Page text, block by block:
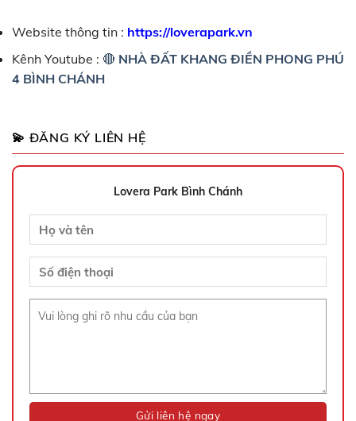
Website thông tin : https://loverapark.vn
Kênh Youtube : 🔴 NHÀ ĐẤT KHANG ĐIỀN PHONG PHÚ
4 BÌNH CHÁNH
💫 ĐĂNG KÝ LIÊN HỆ
Lovera Park Bình Chánh